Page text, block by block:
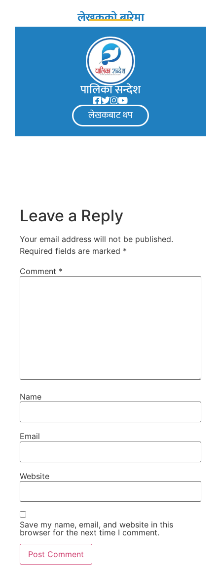
लेखकको बारेमा
पालिका सन्देश
लेखकबाट थप
Leave a Reply
Your email address will not be published.
Required fields are marked *
Comment *
Name
Email
Website
Save my name, email, and website in this
browser for the next time I comment.